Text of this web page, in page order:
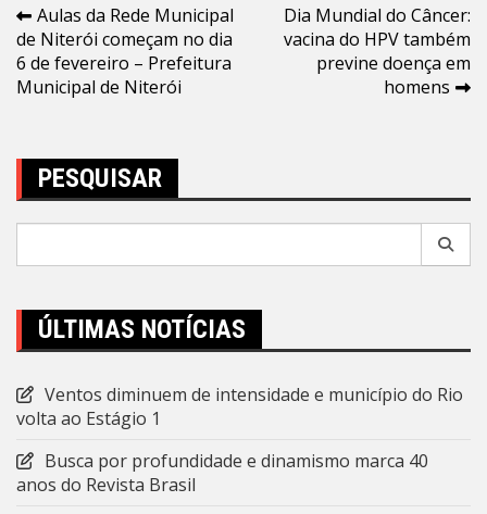
Navegação
de
Post
Aulas da Rede Municipal
de Niterói começam no dia
6 de fevereiro – Prefeitura
Municipal de Niterói
Dia Mundial do Câncer:
vacina do HPV também
previne doença em
homens
PESQUISAR
ÚLTIMAS NOTÍCIAS
Ventos diminuem de intensidade e município do Rio
volta ao Estágio 1
Busca por profundidade e dinamismo marca 40
anos do Revista Brasil